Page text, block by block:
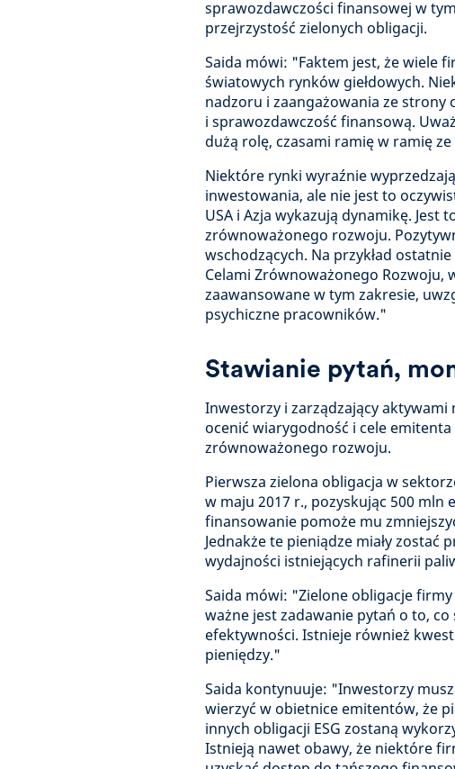
sprawozdawczości finansowej w
przejrzystość zielonych obligacji.
Saida mówi: "Faktem jest, że wiele
światowych rynków giełdowych.
nadzoru i zaangażowania ze
i sprawozdawczość finansową.
dużą rolę, czasami ramię w ramię
Niektóre rynki wyraźnie
inwestowania, ale nie jest to
USA i Azja wykazują dynamikę.
zrównoważonego rozwoju.
wschodzących. Na przykład
Celami Zrównoważonego
zaawansowane w tym zakresie,
psychiczne pracowników."
Stawianie pytań,
Inwestorzy i zarządzający
ocenić wiarygodność i cele
zrównoważonego rozwoju.
Pierwsza zielona obligacja w
w maju 2017 r., pozyskując 500 mln
finansowanie pomoże mu
Jednakże te pieniądze miały zostać
wydajności istniejących rafinerii
Saida mówi: "Zielone obligacje
ważne jest zadawanie pytań o to,
efektywności. Istnieje również
pieniędzy."
Saida kontynuuje: "Inwestorzy
wierzyć w obietnice emitentów, że
innych obligacji ESG zostaną
Istnieją nawet obawy, że niektóre